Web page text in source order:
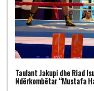
Taulant Jakupi dhe Riad
Ndërkombëtar “Mustafa